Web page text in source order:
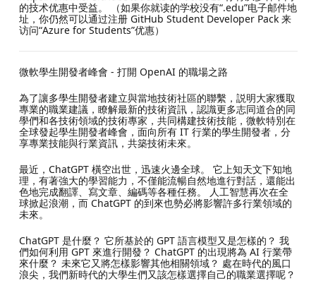
的技术优惠中受益。 （如果你就读的学校没有“.edu”电子邮件地
址，你仍然可以通过注册 GitHub Student Developer Pack 来
访问“Azure for Students”优惠）
微軟學生開發者峰會 - 打開 OpenAI 的職場之路
為了讓多學生開發者建立與當地技術社區的聯繫，説明大家獲取
專業的職業建議，瞭解最新的技術資訊，認識更多志同道合的同
學們和各技術領域的技術專家，共同構建技術技能，微軟特別在
全球發起學生開發者峰會，面向所有 IT 行業的學生開發者，分
享專業技能與行業資訊，共築技術未來。
最近，ChatGPT 橫空出世，迅速火邊全球。 它上知天文下知地
理，有著強大的學習能力，不僅能流暢自然地進行對話，還能出
色地完成翻譯、寫文章、編碼等各種任務。 人工智慧再次在全
球掀起浪潮，而 ChatGPT 的到來也勢必將影響許多行業領域的
未來。
ChatGPT 是什麼？ 它所基於的 GPT 語言模型又是怎樣的？ 我
們如何利用 GPT 來進行開發？ ChatGPT 的出現將為 AI 行業帶
來什麼？ 未來它又將怎樣影響其他相關領域？ 處在時代的風口
浪尖，我們新時代的大學生們又該怎樣選擇自己的職業選擇呢？